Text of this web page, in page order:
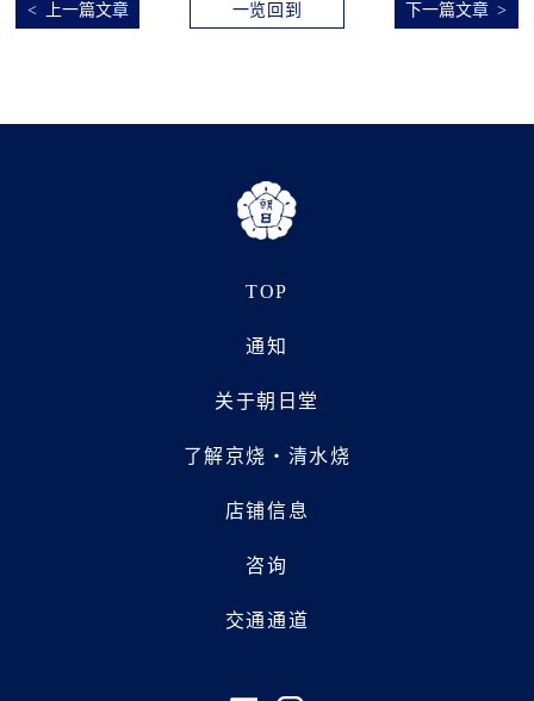
一览回到
上一篇文章 下一篇文章
TOP
通知
关于朝日堂
了解京烧・清水烧
店铺信息
咨询
交通通道